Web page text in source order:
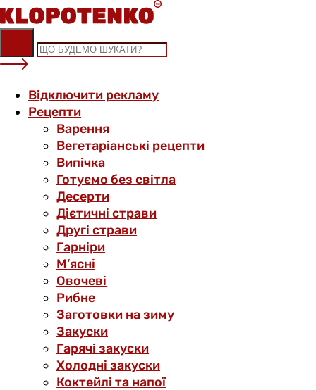
Skip
to
content
Відключити рекламу
Рецепти
Варення
Вегетаріанські рецепти
Випічка
Готуємо без світла
Десерти
Дієтичні страви
Другі страви
Гарніри
М’ясні
Овочеві
Рибне
Заготовки на зиму
Закуски
Гарячі закуски
Холодні закуски
Коктейлі та напої